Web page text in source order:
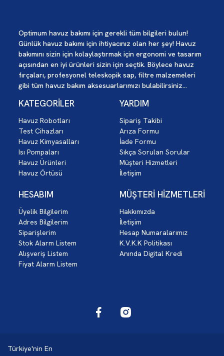
Optimum havuz bakımı için gerekli tüm bilgileri bulun!
Günlük havuz bakımı için ihtiyacınız olan her şey! Havuz
bakımını sizin için kolaylaştırmak için ergonomi ve tasarım
açısından en iyi ürünleri sizin için seçtik. Böylece havuz
fırçaları, profesyonel teleskopik sap, filtre malzemeleri
gibi tüm havuz bakım aksesuarlarımızı bulabilirsiniz...
KATEGORİLER
Havuz Robotları
Test Cihazları
Havuz Kimyasalları
Isı Pompaları
Havuz Ürünleri
Havuz Örtüsü
YARDIM
Sipariş Takibi
Arıza Formu
İade Formu
Sıkça Sorulan Sorular
Müşteri Hizmetleri
İletişim
HESABIM
Üyelik Bilgilerim
Adres Bilgilerim
Siparişlerim
Stok Alarm Listem
Alışveriş Listem
Fiyat Alarm Listem
MÜŞTERİ HİZMETLERİ
Hakkımızda
İletişim
Hesap Numaralarımız
K.V.K.K Politikası
Anında Digital Kredi
Türkiye'nin En